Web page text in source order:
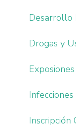
Desarrollo
Drogas y
Infecciones
Inscripción